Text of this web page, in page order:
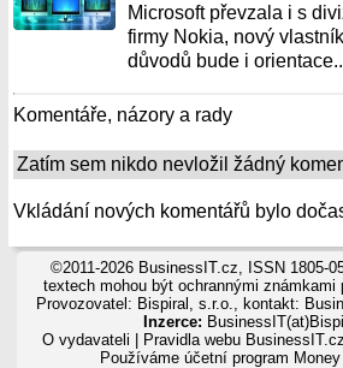
Microsoft převzala i s
firmy Nokia, nový
důvodů bude i
Komentáře, názory a rady
Zatím sem nikdo nevložil žádný
Vkládání nových komentářů bylo
©2011-2026 BusinessIT.cz, ISSN 1805-
textech mohou být ochrannými
Provozovatel: Bispiral, s.r.o., kontakt:
Inzerce:
O vydavateli
Pravidla webu
Používámeúčetní program